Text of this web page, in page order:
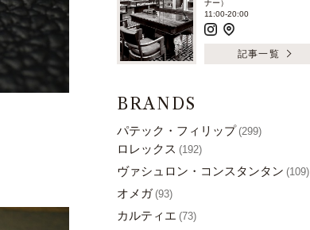
ナー）
11:00-20:00
記事一覧
BRANDS
パテック・フィリップ (299)
ロレックス (192)
ヴァシュロン・コンスタンタン (109)
オメガ (93)
カルティエ (73)